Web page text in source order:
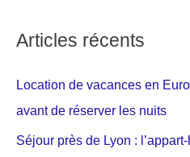
Articles récents
Location de vacances en
avant de réserver les nuits
Séjour près de Lyon :